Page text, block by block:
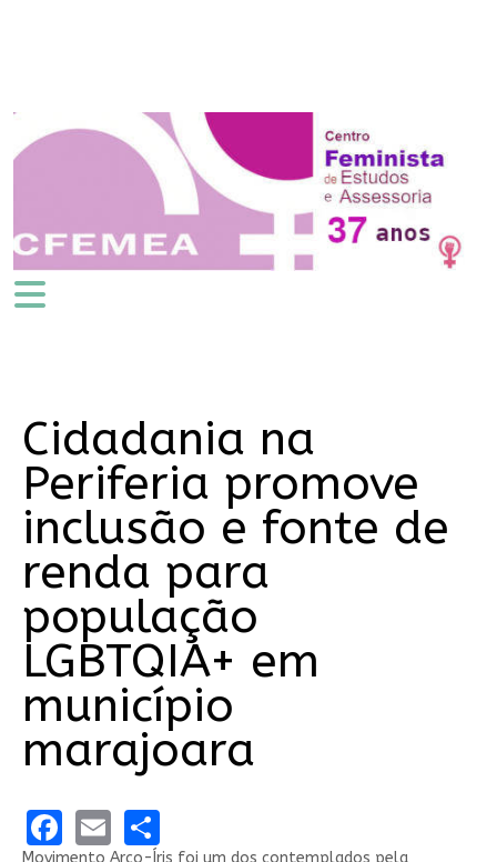
Cidadania na
Periferia promove
inclusão e fonte de
renda para
população
LGBTQIA+ em
município
marajoara
Facebook
EmailShare
Movimento Arco-Íris foi um dos contemplados pela